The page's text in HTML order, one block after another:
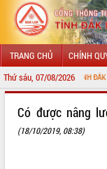
TRANG CHỦ CHÍNH
Thứ sáu, 07/08/2026
TIN ĐIỆN TỬ TỈNH ĐẮK LẮK
LÃNH ĐẠO UBND TỈNH
Có được nâng
(18/10/2019, 08:38)